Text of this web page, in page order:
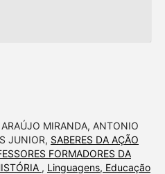
MIRANDA, ANTONIO
JUNIOR, SABERES DA AÇÃO
FORMADORES DA
, Linguagens, Educação